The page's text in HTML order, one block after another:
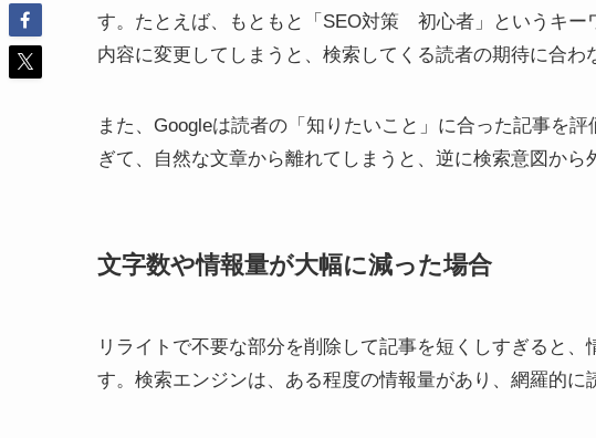
す。たとえば、もともと「SEO対策 初心者」というキー
内容に変更してしまうと、検索してくる読者の期待に合わ
また、Googleは読者の「知りたいこと」に合った記事を
ぎて、自然な文章から離れてしまうと、逆に検索意図から
文字数や情報量が大幅に減った場合
リライトで不要な部分を削除して記事を短くしすぎると
す。検索エンジンは、ある程度の情報量があり、網羅的に